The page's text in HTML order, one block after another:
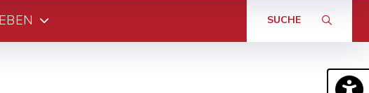
SUCHE